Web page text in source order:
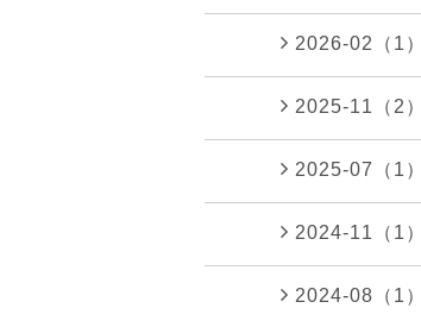
2026-02（1）
2025-11（2）
2025-07（1）
2024-11（1）
2024-08（1）